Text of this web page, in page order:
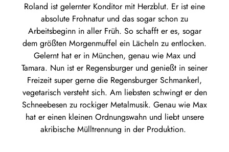
Roland ist gelernter Konditor mit Herzblut. Er ist eine
absolute Frohnatur und das sogar schon zu
Arbeitsbeginn in aller Früh. So schafft er es, sogar
dem größten Morgenmuffel ein Lächeln zu entlocken.
Gelernt hat er in München, genau wie Max und
Tamara. Nun ist er Regensburger und genießt in seiner
Freizeit super gerne die Regensburger Schmankerl,
vegetarisch versteht sich. Am liebsten schwingt er den
Schneebesen zu rockiger Metalmusik. Genau wie Max
hat er einen kleinen Ordnungswahn und liebt unsere
akribische Mülltrennung in der Produktion.